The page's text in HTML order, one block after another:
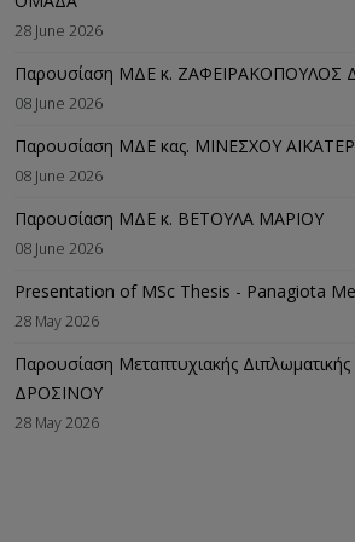
28 June 2026
Παρουσίαση ΜΔΕ κ. ΖΑΦΕΙΡΑΚΟΠΟΥΛΟΣ
08 June 2026
Παρουσίαση ΜΔΕ κας. ΜΙΝΕΣΧΟΥ
08 June 2026
Παρουσίαση ΜΔΕ κ. ΒΕΤΟΥΛΑ ΜΑΡΙΟΥ
08 June 2026
Presentation of MSc Thesis - Panagiota
28 May 2026
Παρουσίαση Μεταπτυχιακής Διπλωματικής
ΔΡΟΣΙΝΟΥ
28 May 2026